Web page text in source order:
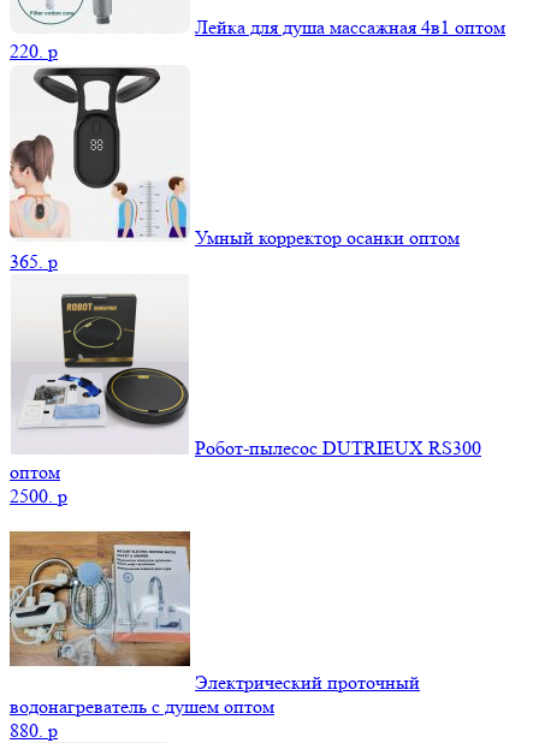
Лейка для душа массажная 4в1 оптом
220. p
Умный корректор осанки оптом
365. p
Робот-пылесос DUTRIEUX RS300
оптом
2500. p
Электрический проточный
водонагреватель с душем оптом
880. p